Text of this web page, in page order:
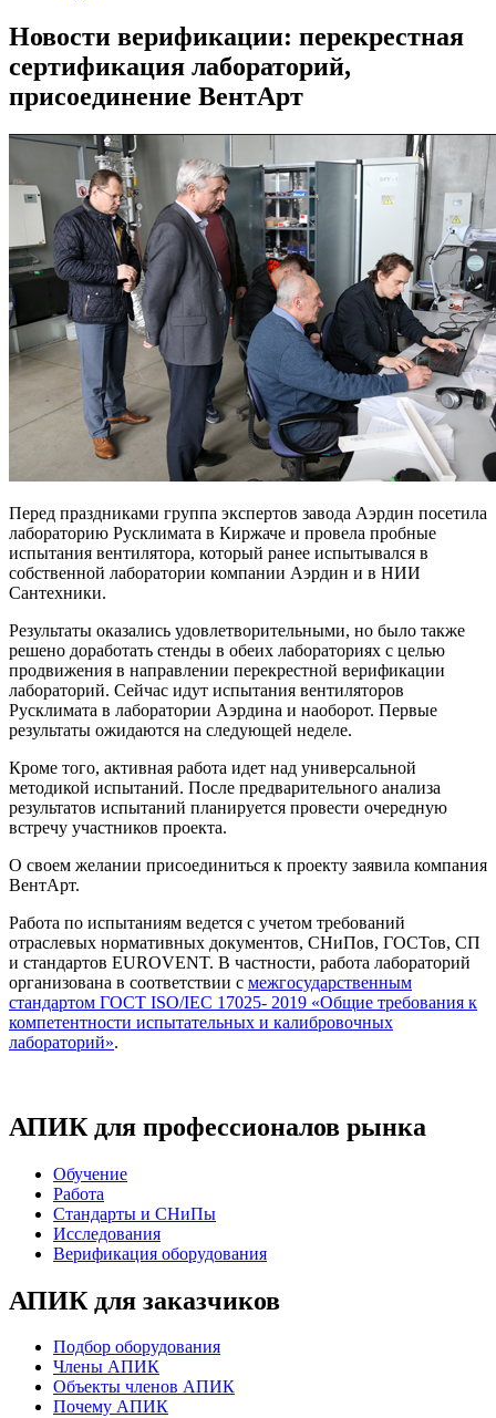
Новости верификации: перекрестная
сертификация лабораторий,
присоединение ВентАрт
Перед праздниками группа экспертов завода Аэрдин посетила
лабораторию Русклимата в Киржаче и провела пробные
испытания вентилятора, который ранее испытывался в
собственной лаборатории компании Аэрдин и в НИИ
Сантехники.
Результаты оказались удовлетворительными, но было также
решено доработать стенды в обеих лабораториях с целью
продвижения в направлении перекрестной верификации
лабораторий. Сейчас идут испытания вентиляторов
Русклимата в лаборатории Аэрдина и наоборот. Первые
результаты ожидаются на следующей неделе.
Кроме того, активная работа идет над универсальной
методикой испытаний. После предварительного анализа
результатов испытаний планируется провести очередную
встречу участников проекта.
О своем желании присоединиться к проекту заявила компания
ВентАрт.
Работа по испытаниям ведется с учетом требований
отраслевых нормативных документов, СНиПов, ГОСТов, СП
и стандартов EUROVENT. В частности, работа лабораторий
организована в соответствии с межгосударственным
стандартом ГОСТ ISO/IEC 17025- 2019 «Общие требования к
компетентности испытательных и калибровочных
лабораторий».
АПИК для профессионалов рынка
Обучение
Работа
Стандарты и СНиПы
Исследования
Верификация оборудования
АПИК для заказчиков
Подбор оборудования
Члены АПИК
Объекты членов АПИК
Почему АПИК